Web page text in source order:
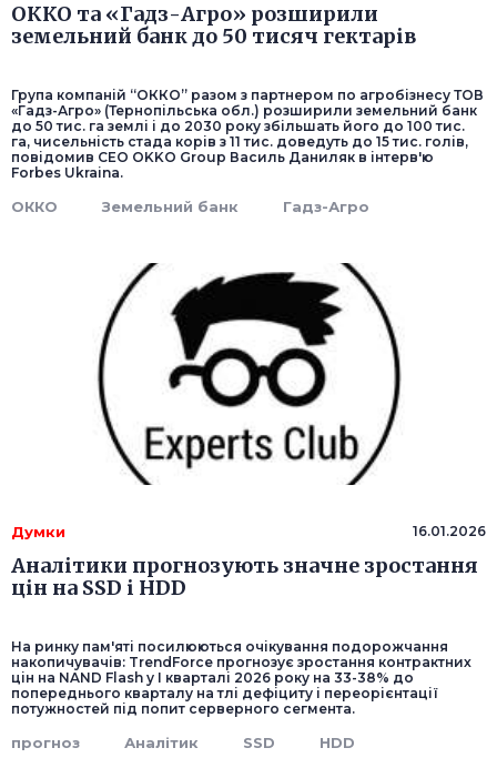
ОККО та «Гадз-Агро» розширили
земельний банк до 50 тисяч гектарів
Група компаній “ОККО” разом з партнером по агробізнесу ТОВ
«Гадз-Агро» (Тернопільська обл.) розширили земельний банк
до 50 тис. га землі і до 2030 року збільшать його до 100 тис.
га, чисельність стада корів з 11 тис. доведуть до 15 тис. голів,
повідомив CEO OKKO Group Василь Даниляк в інтерв'ю
Forbes Ukraina.
ОККО Земельний банк Гадз-Агро
Думки 16.01.2026
Аналітики прогнозують значне зростання
цін на SSD і HDD
На ринку пам'яті посилюються очікування подорожчання
накопичувачів: TrendForce прогнозує зростання контрактних
цін на NAND Flash у I кварталі 2026 року на 33-38% до
попереднього кварталу на тлі дефіциту і переорієнтації
потужностей під попит серверного сегмента.
прогноз Аналітик SSD HDD